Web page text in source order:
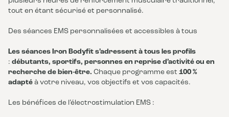
tout en étant sécurisé et personnalisé.
Des séances EMS personnalisées et accessibles à tous
Les séances Iron Bodyfit s’adressent à tous les profils
: débutants, sportifs, personnes en reprise d’activité ou en
recherche de bien-être. Chaque programme est 100 %
adapté à votre niveau, vos objectifs et vos capacités.
Les bénéfices de l’électrostimulation EMS :